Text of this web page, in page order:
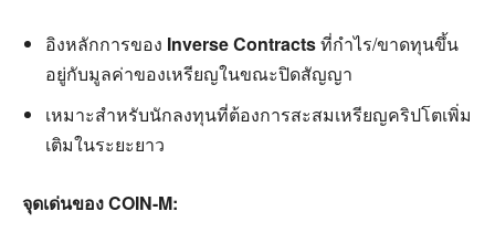
อิงหลักการของ Inverse Contractsที่กำไร/ขาดทุนขึ้น
อยู่กับมูลค่าของเหรียญในขณะปิดสัญญา
เหมาะสำหรับนักลงทุนที่ต้องการสะสมเหรียญคริปโตเพิ่ม
เติมในระยะยาว
จุดเด่นของ COIN-M: